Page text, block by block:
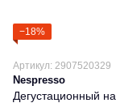
−18%
Артикул: 2907520329
Nespresso
Дегустационный